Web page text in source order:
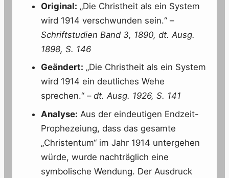
Original: „Die Christheit als ein System
wird 1914 verschwunden sein.“ –
Schriftstudien Band 3, 1890, dt. Ausg.
1898, S. 146
Geändert: „Die Christheit als ein System
wird 1914 ein deutliches Wehe
sprechen.“ – dt. Ausg. 1926, S. 141
Analyse: Aus der eindeutigen Endzeit-
Prophezeiung, dass das gesamte
„Christentum“ im Jahr 1914 untergehen
würde, wurde nachträglich eine
symbolische Wendung. Der Ausdruck